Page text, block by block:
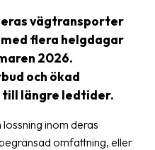
vägtransporter
flera helgdagar
2026.
och ökad
längre ledtider.
inom deras
omfattning, eller